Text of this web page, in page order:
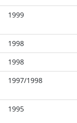
1999
1998
1998
1997/1998
1995